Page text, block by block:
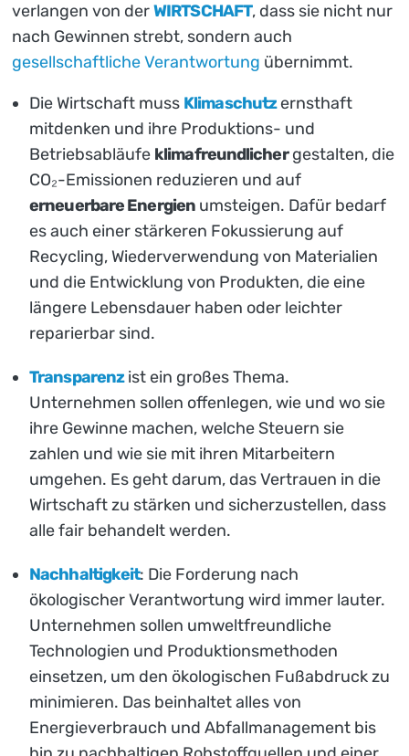
verlangen von derWIRTSCHAFT, dass sie nicht nur
nach Gewinnen strebt, sondern auch
gesellschaftliche Verantwortung übernimmt.
Die Wirtschaft muss Klimaschutzernsthaft
mitdenken und ihre Produktions- und
Betriebsabläufe klimafreundlichergestalten, die
CO₂-Emissionen reduzieren und auf
erneuerbare Energien umsteigen. Dafür bedarf
es auch einer stärkeren Fokussierung auf
Recycling, Wiederverwendung von Materialien
und die Entwicklung von Produkten, die eine
längere Lebensdauer haben oder leichter
reparierbar sind.
Transparenzist ein großes Thema.
Unternehmen sollen offenlegen, wie und wo sie
ihre Gewinne machen, welche Steuern sie
zahlen und wie sie mit ihren Mitarbeitern
umgehen. Es geht darum, das Vertrauen in die
Wirtschaft zu stärken und sicherzustellen, dass
alle fair behandelt werden.
Nachhaltigkeit: Die Forderung nach
ökologischer Verantwortung wird immer lauter.
Unternehmen sollen umweltfreundliche
Technologien und Produktionsmethoden
einsetzen, um den ökologischen Fußabdruck zu
minimieren. Das beinhaltet alles von
Energieverbrauch und Abfallmanagement bis